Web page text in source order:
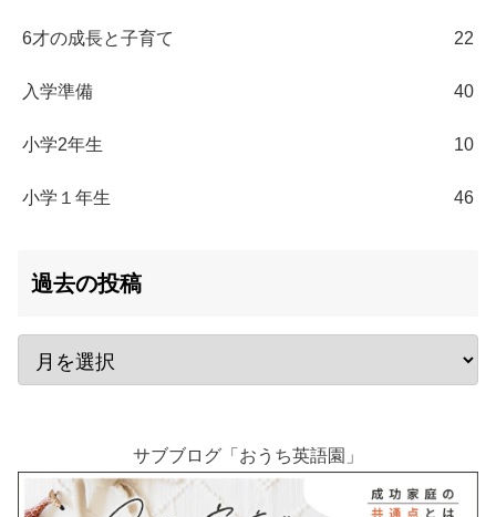
6才の成長と子育て 22
入学準備 40
小学2年生 10
小学１年生 46
過去の投稿
サブブログ「おうち英語園」